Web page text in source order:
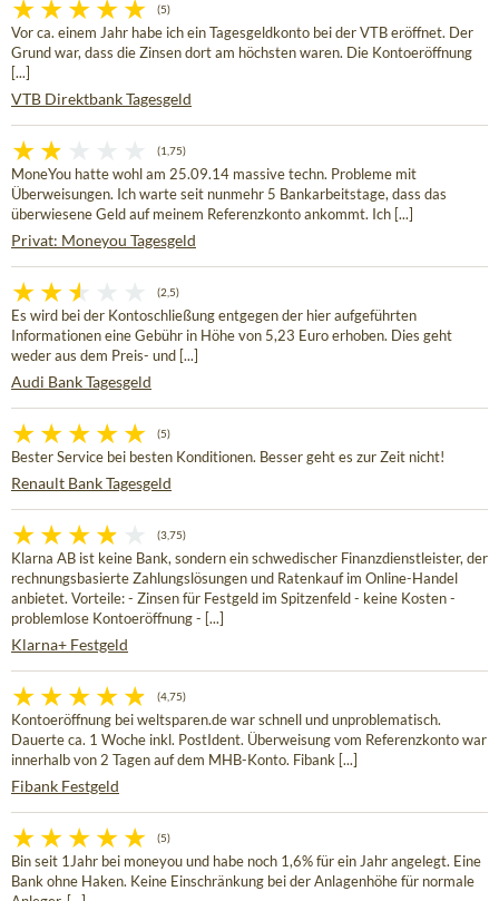
(5)
Vor ca. einem Jahr habe ich ein Tagesgeldkonto bei der VTB eröffnet. Der
Grund war, dass die Zinsen dort am höchsten waren. Die Kontoeröffnung
[...]
VTB Direktbank Tagesgeld
(1,75)
MoneYou hatte wohl am 25.09.14 massive techn. Probleme mit
Überweisungen. Ich warte seit nunmehr 5 Bankarbeitstage, dass das
überwiesene Geld auf meinem Referenzkonto ankommt. Ich [...]
Privat: Moneyou Tagesgeld
(2,5)
Es wird bei der Kontoschließung entgegen der hier aufgeführten
Informationen eine Gebühr in Höhe von 5,23 Euro erhoben. Dies geht
weder aus dem Preis- und [...]
Audi Bank Tagesgeld
(5)
Bester Service bei besten Konditionen. Besser geht es zur Zeit nicht!
Renault Bank Tagesgeld
(3,75)
Klarna AB ist keine Bank, sondern ein schwedischer Finanzdienstleister, der
rechnungsbasierte Zahlungslösungen und Ratenkauf im Online-Handel
anbietet. Vorteile: - Zinsen für Festgeld im Spitzenfeld - keine Kosten -
problemlose Kontoeröffnung - [...]
Klarna+ Festgeld
(4,75)
Kontoeröffnung bei weltsparen.de war schnell und unproblematisch.
Dauerte ca. 1 Woche inkl. PostIdent. Überweisung vom Referenzkonto war
innerhalb von 2 Tagen auf dem MHB-Konto. Fibank [...]
Fibank Festgeld
(5)
Bin seit 1Jahr bei moneyou und habe noch 1,6% für ein Jahr angelegt. Eine
Bank ohne Haken. Keine Einschränkung bei der Anlagenhöhe für normale